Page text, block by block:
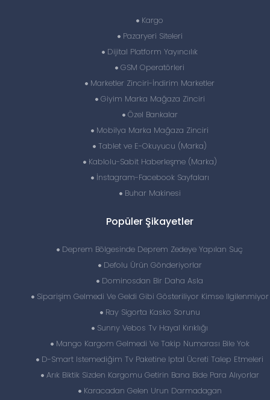
Kargo
Pazaryeri Siteleri
Dijital Platform Yayıncılık
GSM Operatörleri
Marketler Zinciri-İndirim Marketler
Giyim Marka Mağaza Zinciri
Özel Bankalar
Mobilya Marka Mağaza Zinciri
Tablet ve E-Okuyucu (Marka)
Kablolu-Sabit Haberleşme (Marka)
İnstagram-Facebook Sayfaları
Buhar Makinesi
Popüler Şikayetler
Deprem Bölgesinde Deprem Zedeye Yapılan Suç
Defolu Ürün Gönderiyorlar
Dominosdan Bir Daha Asla
Siparişim Gelmedi Ve Geldi Gibi Gösteriliyor Kimse Ilgilenmiyor
Ray Sigorta Kasko Sorunu
Sunny Vebos Tv Hayal Kırıklığı
Mango Kargom Gelmedi Ve Takip Numarası Bile Yok
D-Smart Istemediğim Tv Paketine Iptal Ücreti Talep Etmeleri
Arık Biktik Sizden Kargomu Getirin Bana Bide Para Alıyorlar
Karacadan Gelen Urun Darmadagan